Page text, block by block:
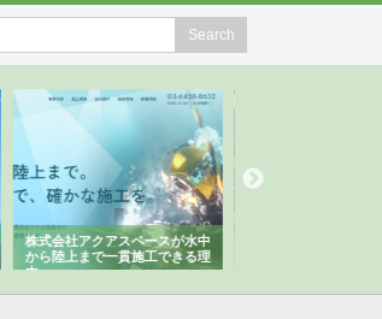
株式会社地盤調査事務所が選ば
れ続ける理由と建設コンサルの
強み